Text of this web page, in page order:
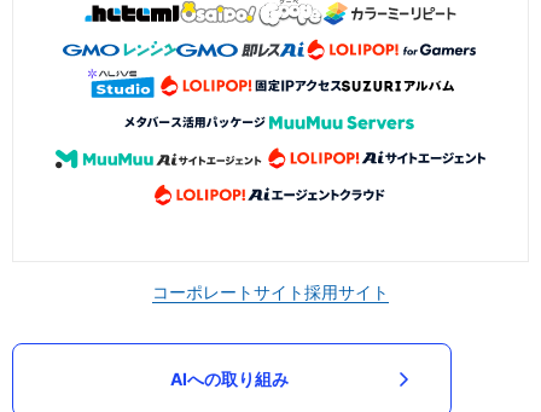
コーポレートサイト採用サイト
AIへの取り組み